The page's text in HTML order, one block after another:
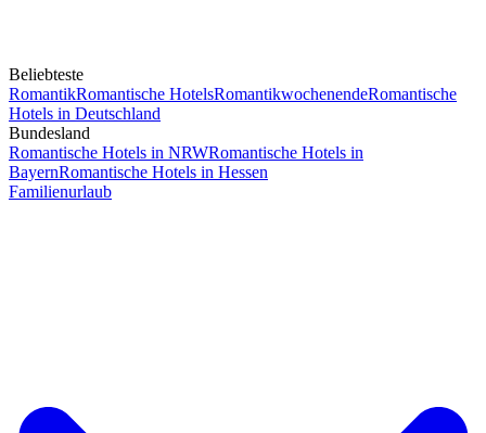
Beliebteste
RomantikRomantische HotelsRomantikwochenendeRomantische
Hotels in Deutschland
Bundesland
Romantische Hotels in NRWRomantische Hotels in
BayernRomantische Hotels in Hessen
Familienurlaub